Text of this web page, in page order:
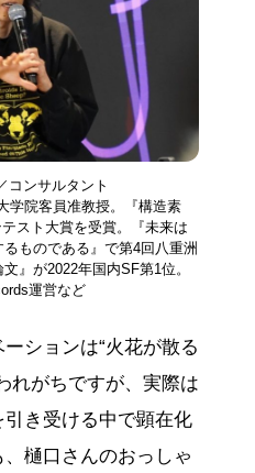
コンサルタント
学院客員准教授。『構造素
スト大賞を受賞。『未来は
ものである』で第4回八重洲
』が2022年国内SF第1位。
運営など
ションは“火花が散る
れがちですが、実際は
き受ける中で顕在化
樋口さんのおっしゃ